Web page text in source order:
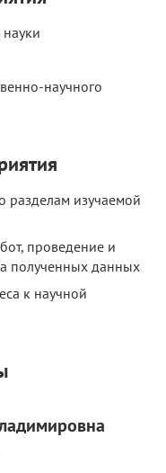
научного
разделам изучаемой
проведение и
полученных данных
к научной